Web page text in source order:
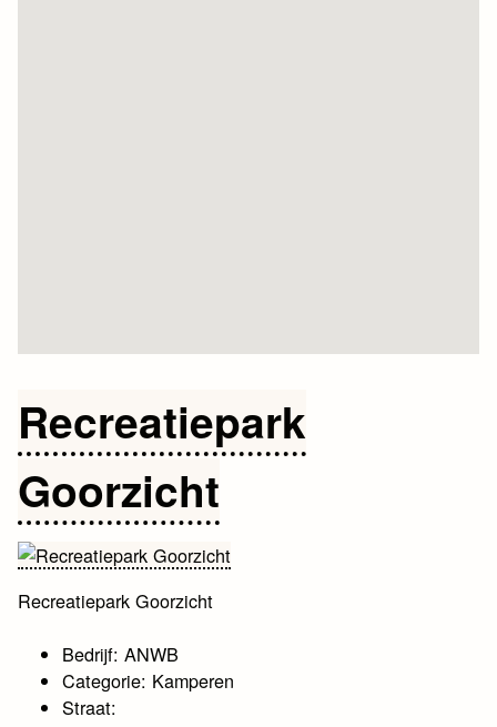
Recreatiepark
Goorzicht
Recreatiepark Goorzicht
Bedrijf: ANWB
Categorie: Kamperen
Straat: